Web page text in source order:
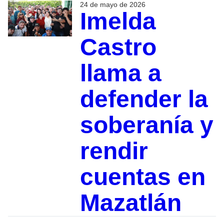
24 de mayo de 2026
Imelda
Castro
llama a
defender la
soberanía y
rendir
cuentas en
Mazatlán